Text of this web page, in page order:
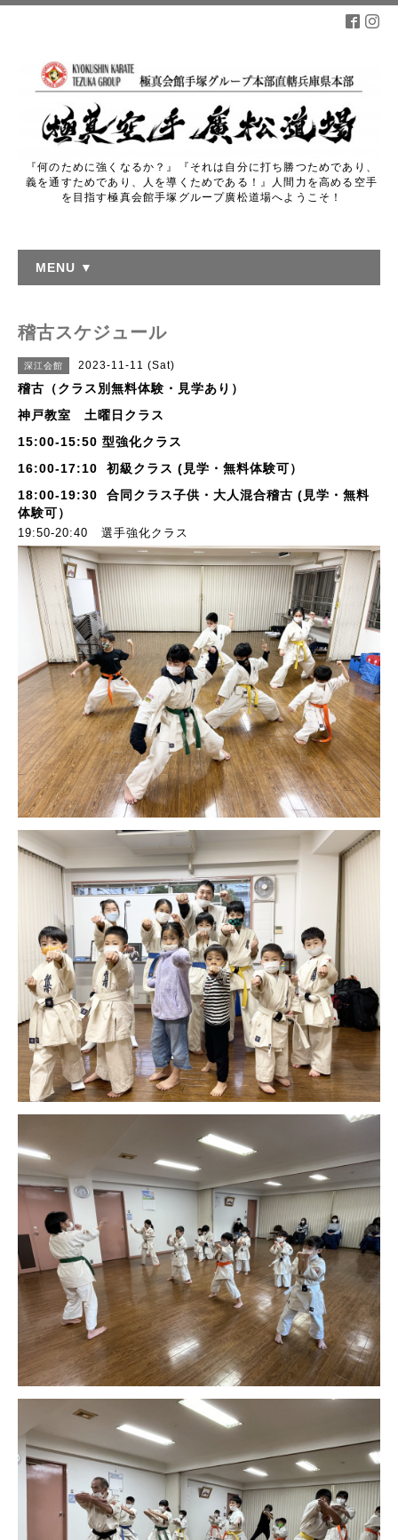
『何のために強くなるか？』『それは自分に打ち勝つためであり、
義を通すためであり、人を導くためである！』人間力を高める空手
を目指す極真会館手塚グループ廣松道場へようこそ！
MENU ▼
稽古スケジュール
深江会館 2023-11-11 (Sat)
稽古（クラス別無料体験・見学あり）
神戸教室 土曜日クラス
15:00-15:50 型強化クラス
16:00-17:10 初級クラス (見学・無料体験可）
18:00-19:30 合同クラス子供・大人混合稽古 (見学・無料
体験可）
19:50-20:40 選手強化クラス